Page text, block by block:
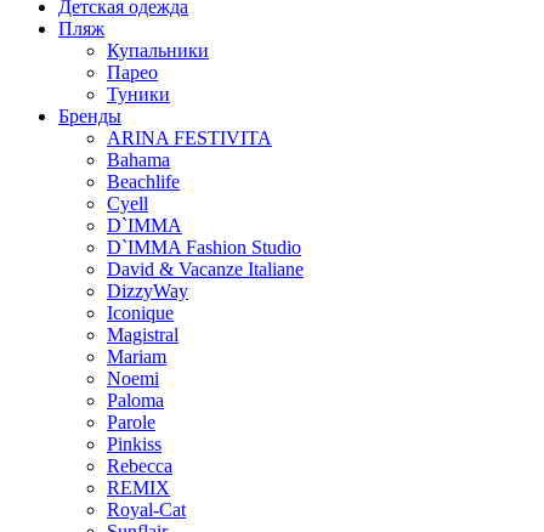
Детская одежда
Пляж
Купальники
Парео
Туники
Бренды
ARINA FESTIVITA
Bahama
Beachlife
Cyell
D`IMMA
D`IMMA Fashion Studio
David & Vacanze Italiane
DizzyWay
Iconique
Magistral
Mariam
Noemi
Paloma
Parole
Pinkiss
Rebecca
REMIX
Royal-Cat